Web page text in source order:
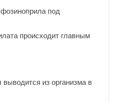
под
происходит главным
выводится из организма в